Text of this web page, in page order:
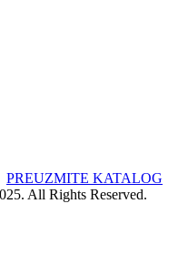
PREUZMITE KATALOG
All Rights Reserved.